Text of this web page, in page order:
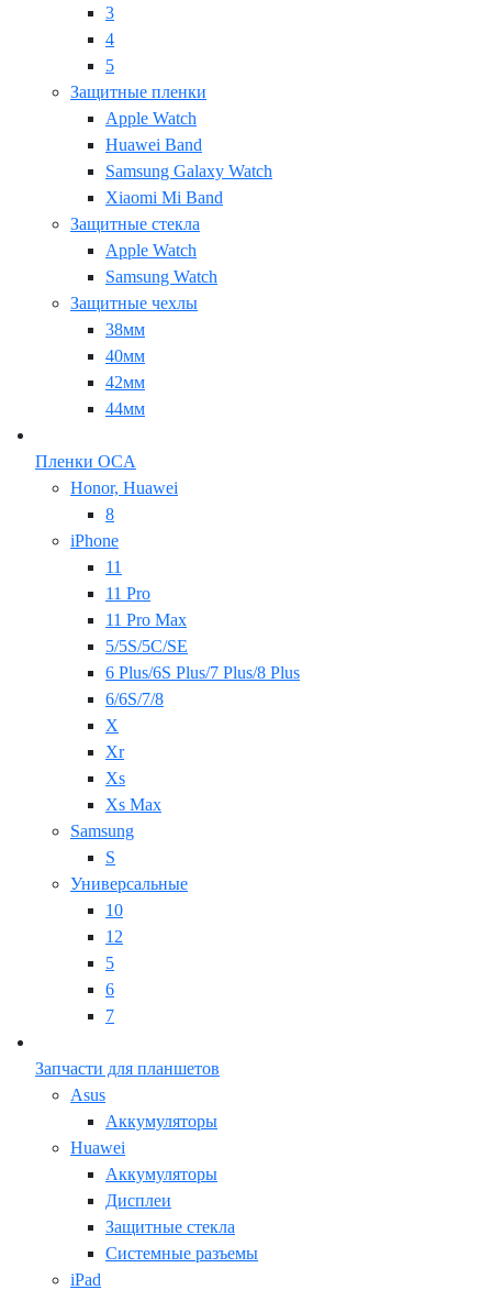
3
4
5
Защитные пленки
Apple Watch
Huawei Band
Samsung Galaxy Watch
Xiaomi Mi Band
Защитные стекла
Apple Watch
Samsung Watch
Защитные чехлы
38мм
40мм
42мм
44мм
Пленки OCA
Honor, Huawei
8
iPhone
11
11 Pro
11 Pro Max
5/5S/5C/SE
6 Plus/6S Plus/7 Plus/8 Plus
6/6S/7/8
X
Xr
Xs
Xs Max
Samsung
S
Универсальные
10
12
5
6
7
Запчасти для планшетов
Asus
Аккумуляторы
Huawei
Аккумуляторы
Дисплеи
Защитные стекла
Системные разъемы
iPad